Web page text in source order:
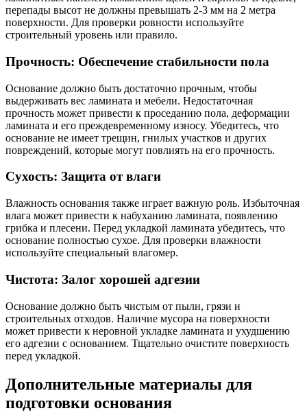
перепады высот не должны превышать 2-3 мм на 2 метра
поверхности. Для проверки ровности используйте
строительный уровень или правило.
Прочность: Обеспечение стабильности пола
Основание должно быть достаточно прочным, чтобы
выдерживать вес ламината и мебели. Недостаточная
прочность может привести к проседанию пола, деформации
ламината и его преждевременному износу. Убедитесь, что
основание не имеет трещин, гнилых участков и других
повреждений, которые могут повлиять на его прочность.
Сухость: Защита от влаги
Влажность основания также играет важную роль. Избыточная
влага может привести к набуханию ламината, появлению
грибка и плесени. Перед укладкой ламината убедитесь, что
основание полностью сухое. Для проверки влажности
используйте специальный влагомер.
Чистота: Залог хорошей адгезии
Основание должно быть чистым от пыли, грязи и
строительных отходов. Наличие мусора на поверхности
может привести к неровной укладке ламината и ухудшению
его адгезии с основанием. Тщательно очистите поверхность
перед укладкой.
Дополнительные материалы для
подготовки основания